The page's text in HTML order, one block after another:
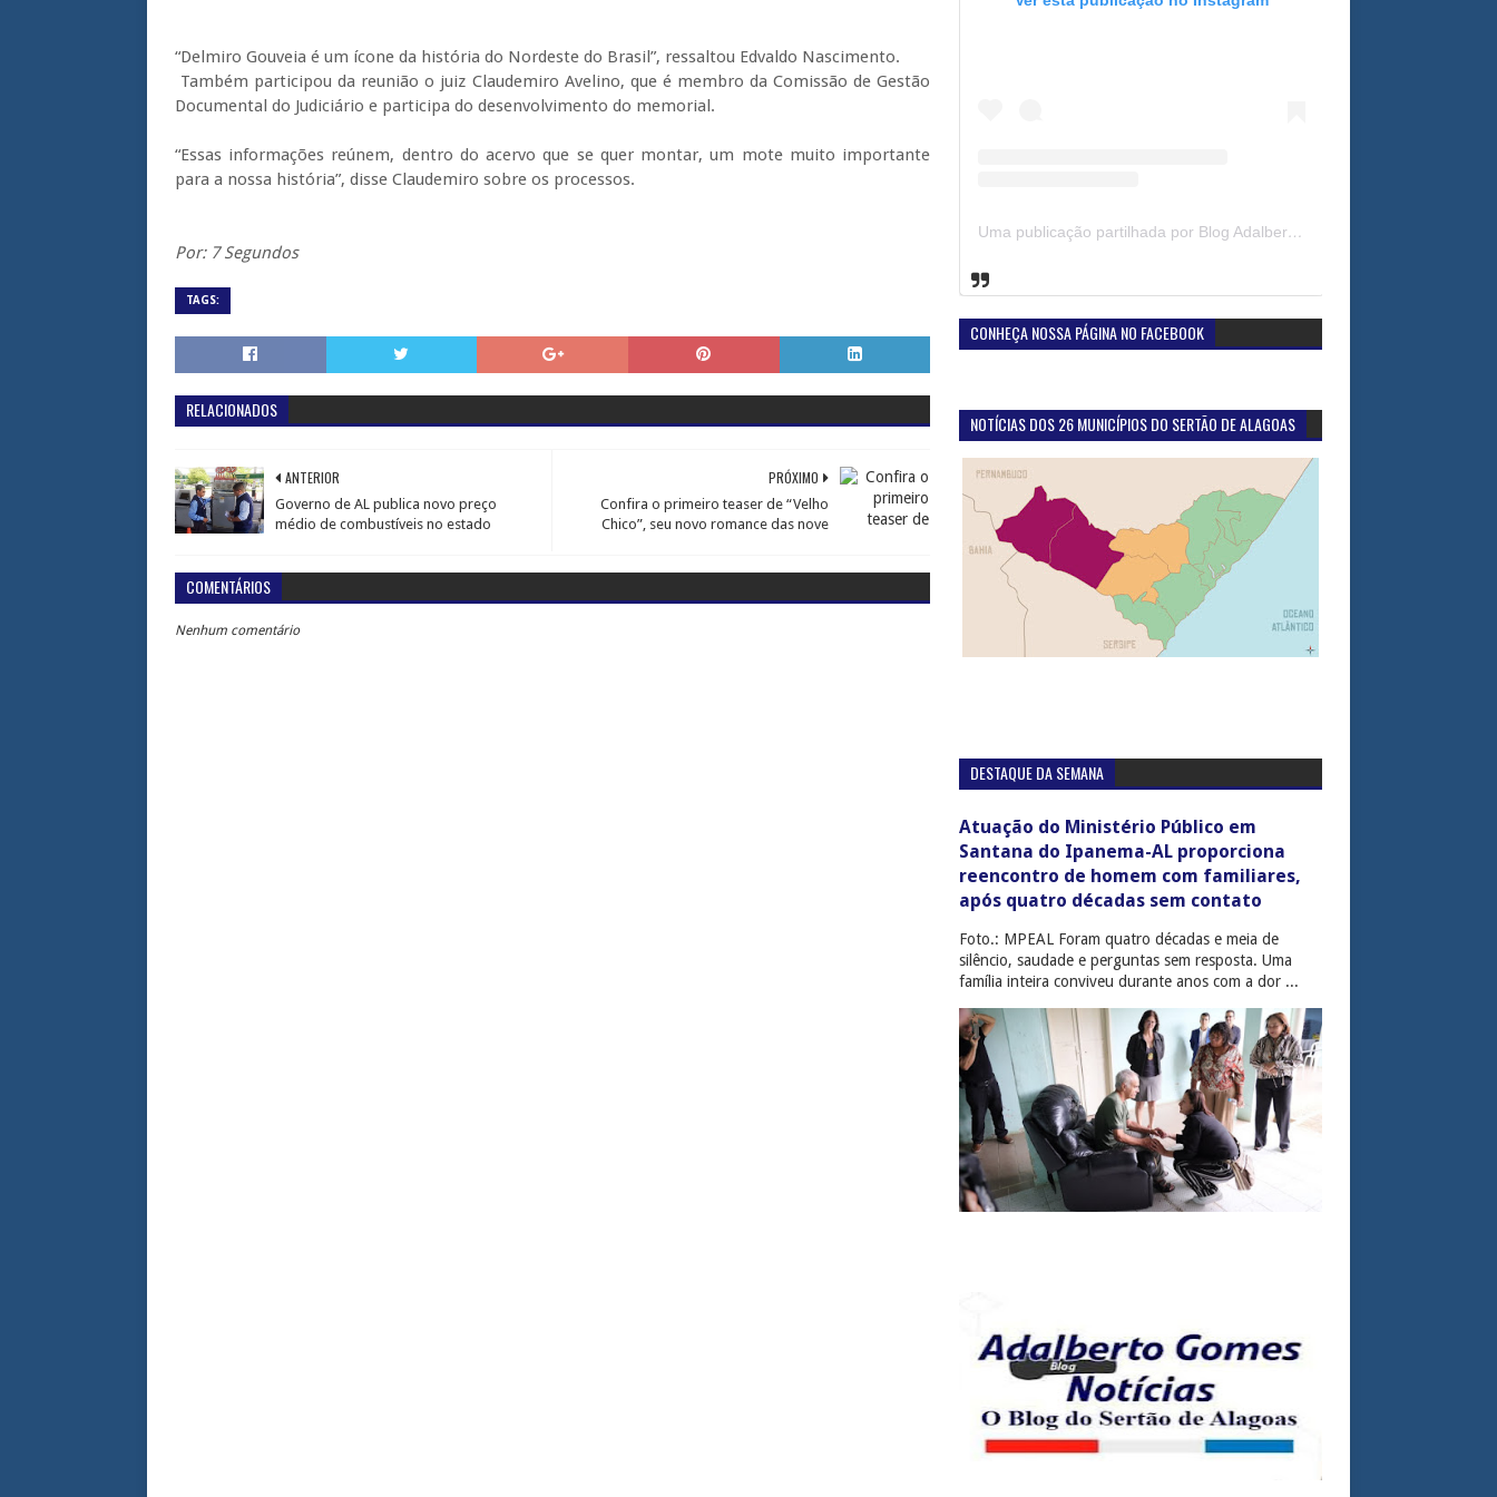
“Delmiro Gouveia é um ícone da história do Nordeste do Brasil”, ressaltou Edvaldo Nascimento.
Também participou da reunião o juiz Claudemiro Avelino, que é membro da Comissão de Gestão
Documental do Judiciário e participa do desenvolvimento do memorial.
“Essas informações reúnem, dentro do acervo que se quer montar, um mote muito importante
para a nossa história”, disse Claudemiro sobre os processos.
Por: 7 Segundos
TAGS:
RELACIONADOS
PRÓXIMO
Confira o primeiro teaser de “Velho
Chico”, seu novo romance das nove
ANTERIOR
Governo de AL publica novo preço
médio de combustíveis no estado
COMENTÁRIOS
Nenhum comentário
Uma publicação partilhada por Blog Adalberto Gomes Noticias (@blogadalbertogomesnoticiass)
CONHEÇA NOSSA PÁGINA NO FACEBOOK
NOTÍCIAS DOS 26 MUNICÍPIOS DO SERTÃO DE ALAGOAS
DESTAQUE DA SEMANA
Atuação do Ministério Público em
Santana do Ipanema-AL proporciona
reencontro de homem com familiares,
após quatro décadas sem contato
Foto.: MPEAL Foram quatro décadas e meia de
silêncio, saudade e perguntas sem resposta. Uma
família inteira conviveu durante anos com a dor ...